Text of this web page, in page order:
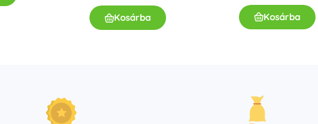
Kosárba Kosárba